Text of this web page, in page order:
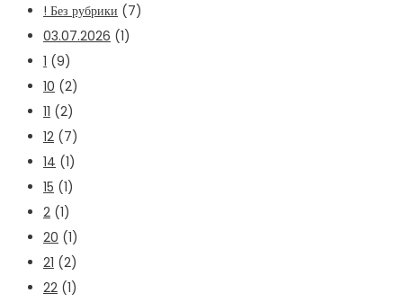
! Без рубрики (7)
03.07.2026 (1)
1 (9)
10 (2)
11 (2)
12 (7)
14 (1)
15 (1)
2 (1)
20 (1)
21 (2)
22 (1)